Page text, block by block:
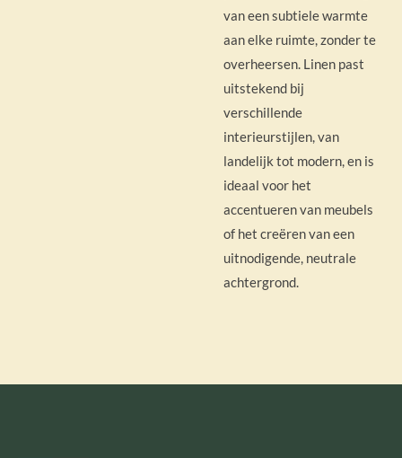
van een subtiele warmte
aan elke ruimte, zonder te
overheersen. Linen past
uitstekend bij
verschillende
interieurstijlen, van
landelijk tot modern, en is
ideaal voor het
accentueren van meubels
of het creëren van een
uitnodigende, neutrale
achtergrond.